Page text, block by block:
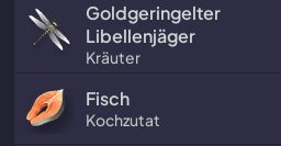
Goldgeringelter
Libellenjäger
Kräuter
Fisch
Kochzutat